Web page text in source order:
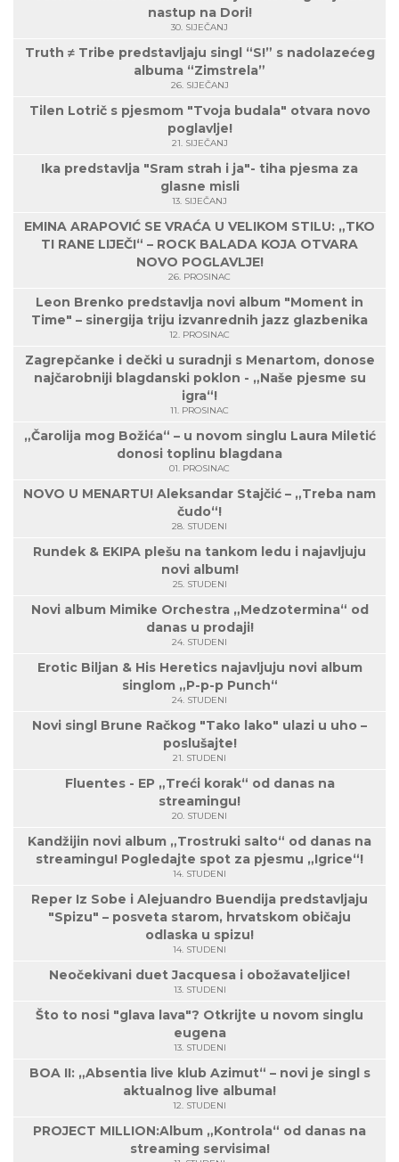
nastup na Dori!
30. SIJEČANJ
Truth ≠ Tribe predstavljaju singl “S!” s nadolazećeg
albuma “Zimstrela”
26. SIJEČANJ
Tilen Lotrič s pjesmom "Tvoja budala" otvara novo
poglavlje!
21. SIJEČANJ
Ika predstavlja "Sram strah i ja"- tiha pjesma za
glasne misli
13. SIJEČANJ
EMINA ARAPOVIĆ SE VRAĆA U VELIKOM STILU: „TKO
TI RANE LIJEČI“ – ROCK BALADA KOJA OTVARA
NOVO POGLAVLJE!
26. PROSINAC
Leon Brenko predstavlja novi album "Moment in
Time" – sinergija triju izvanrednih jazz glazbenika
12. PROSINAC
Zagrepčanke i dečki u suradnji s Menartom, donose
najčarobniji blagdanski poklon - „Naše pjesme su
igra“!
11. PROSINAC
„Čarolija mog Božića“ – u novom singlu Laura Miletić
donosi toplinu blagdana
01. PROSINAC
NOVO U MENARTU! Aleksandar Stajčić – „Treba nam
čudo“!
28. STUDENI
Rundek & EKIPA plešu na tankom ledu i najavljuju
novi album!
25. STUDENI
Novi album Mimike Orchestra „Medzotermina“ od
danas u prodaji!
24. STUDENI
Erotic Biljan & His Heretics najavljuju novi album
singlom „P-p-p Punch“
24. STUDENI
Novi singl Brune Račkog "Tako lako" ulazi u uho –
poslušajte!
21. STUDENI
Fluentes - EP „Treći korak“ od danas na
streamingu!
20. STUDENI
Kandžijin novi album „Trostruki salto“ od danas na
streamingu! Pogledajte spot za pjesmu „Igrice“!
14. STUDENI
Reper Iz Sobe i Alejuandro Buendija predstavljaju
"Spizu" – posveta starom, hrvatskom običaju
odlaska u spizu!
14. STUDENI
Neočekivani duet Jacquesa i obožavateljice!
13. STUDENI
Što to nosi "glava lava"? Otkrijte u novom singlu
eugena
13. STUDENI
BOA II: „Absentia live klub Azimut“ – novi je singl s
aktualnog live albuma!
12. STUDENI
PROJECT MILLION:Album „Kontrola“ od danas na
streaming servisima!